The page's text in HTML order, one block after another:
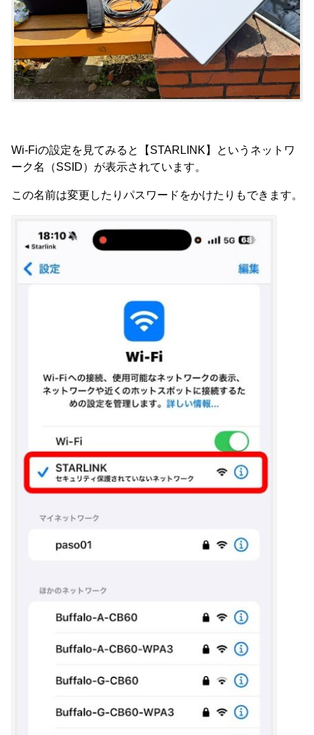
Wi-Fiの設定を見てみると【STARLINK】というネットワ
ーク名（SSID）が表示されています。
この名前は変更したりパスワードをかけたりもできます。